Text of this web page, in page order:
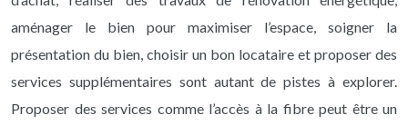
aménager le bien pour maximiser l’espace, soigner la
présentation du bien, choisir un bon locataire et proposer des
services supplémentaires sont autant de pistes à explorer.
Proposer des services comme l’accès à la fibre peut être un